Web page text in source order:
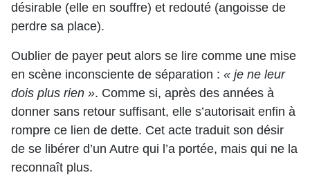
désirable (elle en souffre) et redouté (angoisse de
perdre sa place).
Oublier de payer peut alors se lire comme une mise
en scène inconsciente de séparation : « je ne leur
dois plus rien ». Comme si, après des années à
donner sans retour suffisant, elle s’autorisait enfin à
rompre ce lien de dette. Cet acte traduit son désir
de se libérer d’un Autre qui l’a portée, mais qui ne la
reconnaît plus.